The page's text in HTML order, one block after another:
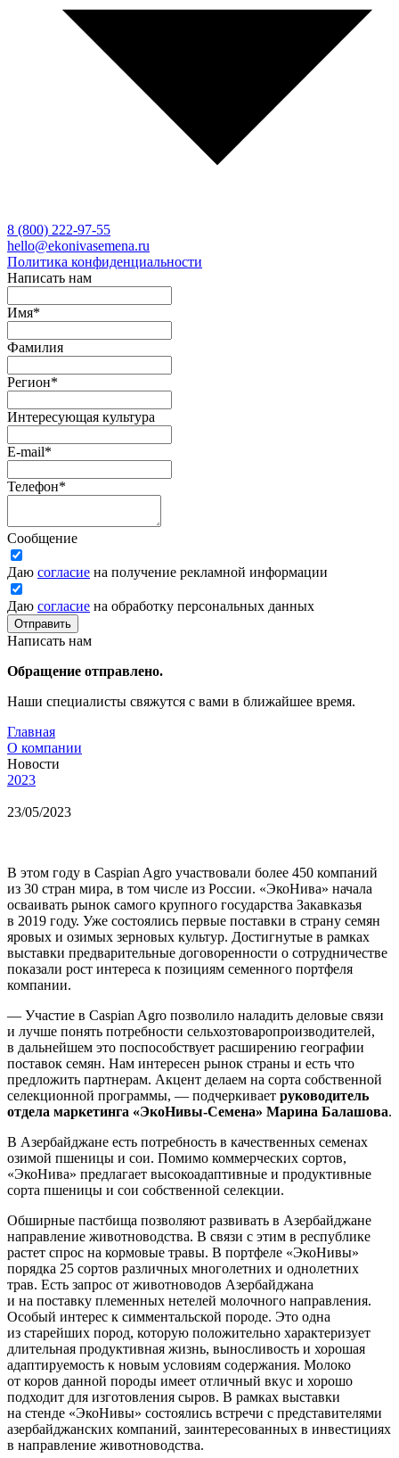
8 (800) 222-97-55
hello@ekonivasemena.ru
Политика конфиденциальности
Написать нам
Имя*
Фамилия
Регион*
Интересующая культура
E-mail*
Телефон*
Сообщение
Даю согласие на получение рекламной информации
Даю согласие на обработку персональных данных
Отправить
Написать нам
Обращение отправлено.
Наши специалисты свяжутся с вами в ближайшее время.
Главная
О компании
Новости
2023
23/05/2023
В этом году в Caspian Agro участвовали более 450 компаний
из 30 стран мира, в том числе из России. «ЭкоНива» начала
осваивать рынок самого крупного государства Закавказья
в 2019 году. Уже состоялись первые поставки в страну семян
яровых и озимых зерновых культур. Достигнутые в рамках
выставки предварительные договоренности о сотрудничестве
показали рост интереса к позициям семенного портфеля
компании.
— Участие в Caspian Agro позволило наладить деловые связи
и лучше понять потребности сельхозтоваропроизводителей,
в дальнейшем это поспособствует расширению географии
поставок семян. Нам интересен рынок страны и есть что
предложить партнерам. Акцент делаем на сорта собственной
селекционной программы, — подчеркивает руководитель
отдела маркетинга «ЭкоНивы-Семена» Марина Балашова.
В Азербайджане есть потребность в качественных семенах
озимой пшеницы и сои. Помимо коммерческих сортов,
«ЭкоНива» предлагает высокоадаптивные и продуктивные
сорта пшеницы и сои собственной селекции.
Обширные пастбища позволяют развивать в Азербайджане
направление животноводства. В связи с этим в республике
растет спрос на кормовые травы. В портфеле «ЭкоНивы»
порядка 25 сортов различных многолетних и однолетних
трав. Есть запрос от животноводов Азербайджана
и на поставку племенных нетелей молочного направления.
Особый интерес к симментальской породе. Это одна
из старейших пород, которую положительно характеризует
длительная продуктивная жизнь, выносливость и хорошая
адаптируемость к новым условиям содержания. Молоко
от коров данной породы имеет отличный вкус и хорошо
подходит для изготовления сыров. В рамках выставки
на стенде «ЭкоНивы» состоялись встречи с представителями
азербайджанских компаний, заинтересованных в инвестициях
в направление животноводства.